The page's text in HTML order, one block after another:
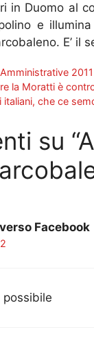
in Duomo al
e
E’ il
2011
la Moratti è
italiani, che ce
su
Facebook